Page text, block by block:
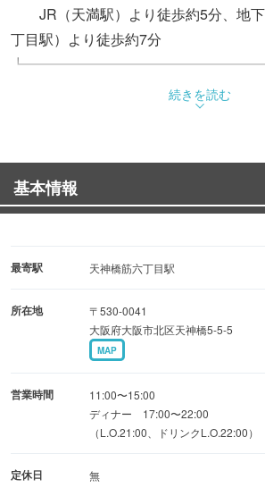
JR（天満駅）より徒歩約5分、地下
丁目駅）より徒歩約7分
━━━━━━━━━━━━━┛
強力な熱で焼き切った蒲焼きは
“炭火焼き地焼き”独特の焼き色と香ばし
す。
お昼は気軽に楽しんで頂けるランチメ
夜は人気のひつまむしや鰻重は勿論、
合う一品などご用意しております。
続きを読む
基本情報
最寄駅 天神橋筋六丁目駅
所在地
〒530-0041
大阪府大阪市北区天神橋5-5-5
MAP
営業時間
11:00〜15:00
ディナー 17:00〜22:00
（L.O.21:00、ドリンクL.O.22:00）
定休日 無